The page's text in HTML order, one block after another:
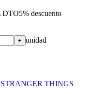
DTO5% descuento
+ unidad